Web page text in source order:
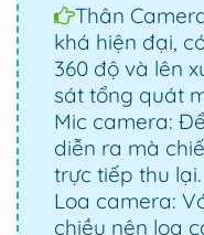
Thân
khá hiện đại,
360 độ và lên
sát tổng quát
Mic camera:
diễn ra mà
trực tiếp thu lại.
Loa camera:
chiều nên loa